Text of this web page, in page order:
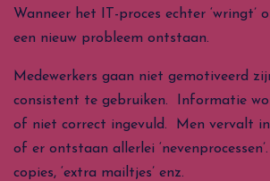
Wanneer het IT-proces echter ‘wringt’
een nieuw probleem ontstaan.
Medewerkers gaan niet gemotiveerd
consistent te gebruiken. Informatie
of niet correct ingevuld. Men vervalt in
of er ontstaan allerlei
copies, ‘extra mailtjes’ enz.